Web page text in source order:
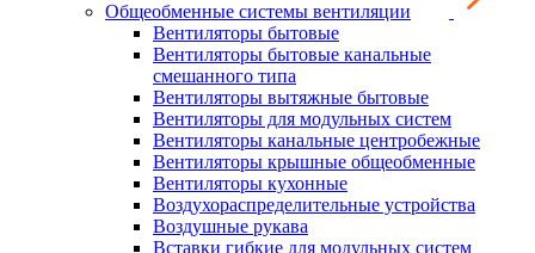
Общеобменные системы вентиляции
Вентиляторы бытовые
Вентиляторы бытовые канальные
смешанного типа
Вентиляторы вытяжные бытовые
Вентиляторы для модульных систем
Вентиляторы канальные центробежные
Вентиляторы крышные общеобменные
Вентиляторы кухонные
Воздухораспределительные устройства
Воздушные рукава
Вставки гибкие для модульных систем